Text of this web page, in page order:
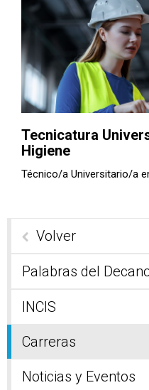
Tecnicatura
Higiene
Técnico/a Universitario/a
Volver
Palabras del
INCIS
Carreras
Noticias y Eventos